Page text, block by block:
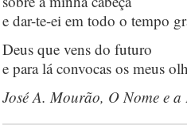
e dar-te-ei em todo o tempo
Deus que vens do futuro
e para lá convocas os meus
José A. Mourão, O Nome e a